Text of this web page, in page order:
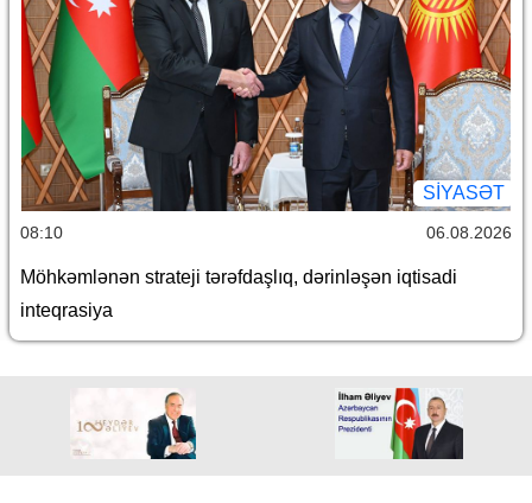
SİYASƏT
08:10 06.08.2026
Möhkəmlənən strateji tərəfdaşlıq, dərinləşən iqtisadi
inteqrasiya